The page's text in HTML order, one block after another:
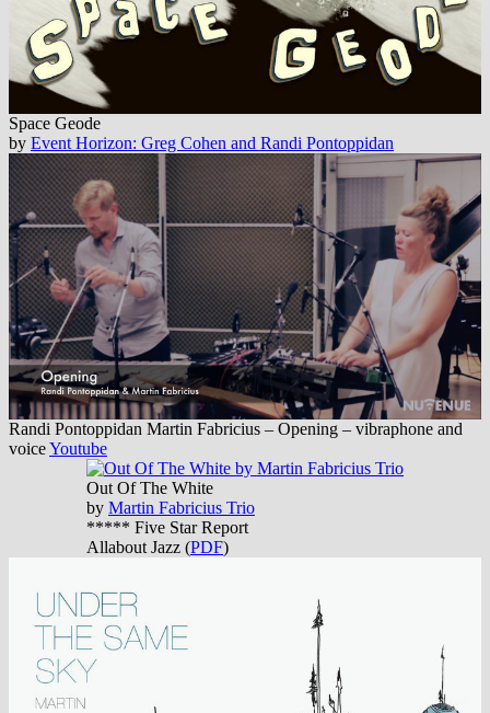
Space Geode
by Event Horizon: Greg Cohen and Randi Pontoppidan
Randi Pontoppidan Martin Fabricius – Opening – vibraphone and
voiceYoutube
Out Of The White
by Martin Fabricius Trio
***** Five Star Report
Allabout Jazz (PDF)